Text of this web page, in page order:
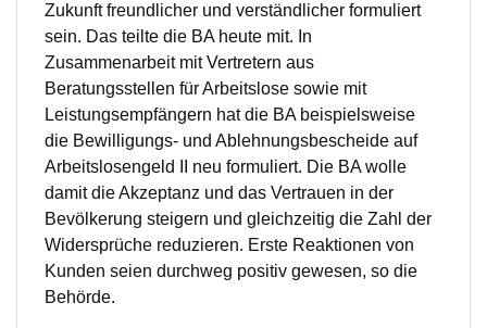
Zukunft freundlicher und verständlicher formuliert
sein. Das teilte die BA heute mit. In
Zusammenarbeit mit Vertretern aus
Beratungsstellen für Arbeitslose sowie mit
Leistungsempfängern hat die BA beispielsweise
die Bewilligungs- und Ablehnungsbescheide auf
Arbeitslosengeld II neu formuliert. Die BA wolle
damit die Akzeptanz und das Vertrauen in der
Bevölkerung steigern und gleichzeitig die Zahl der
Widersprüche reduzieren. Erste Reaktionen von
Kunden seien durchweg positiv gewesen, so die
Behörde.